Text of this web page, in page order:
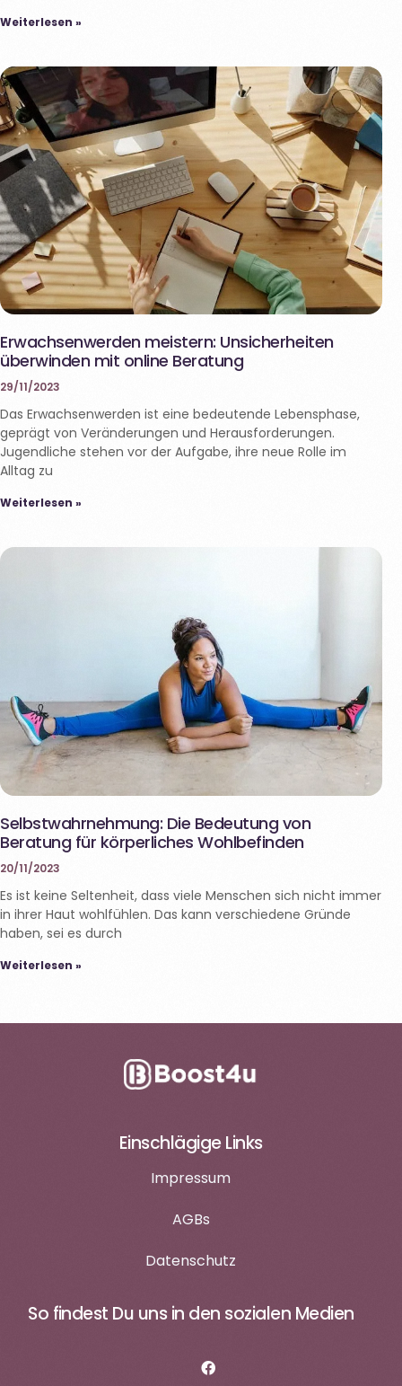
Weiterlesen »
Erwachsenwerden meistern: Unsicherheiten
überwinden mit online Beratung
29/11/2023
Das Erwachsenwerden ist eine bedeutende Lebensphase,
geprägt von Veränderungen und Herausforderungen.
Jugendliche stehen vor der Aufgabe, ihre neue Rolle im
Alltag zu
Weiterlesen »
Selbstwahrnehmung: Die Bedeutung von
Beratung für körperliches Wohlbefinden
20/11/2023
Es ist keine Seltenheit, dass viele Menschen sich nicht immer
in ihrer Haut wohlfühlen. Das kann verschiedene Gründe
haben, sei es durch
Weiterlesen »
Einschlägige Links
Impressum
AGBs
Datenschutz
So findest Du uns in den sozialen Medien